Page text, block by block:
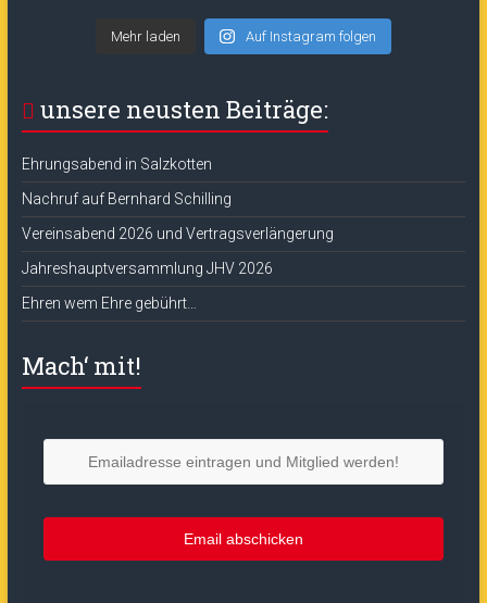
Mehr laden Auf Instagram folgen
unsere neusten Beiträge:
Ehrungsabend in Salzkotten
Nachruf auf Bernhard Schilling
Vereinsabend 2026 und Vertragsverlängerung
Jahreshauptversammlung JHV 2026
Ehren wem Ehre gebührt…
Mach‘ mit!